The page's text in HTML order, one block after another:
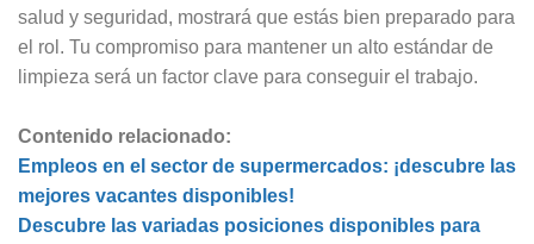
salud y seguridad, mostrará que estás bien preparado para
el rol. Tu compromiso para mantener un alto estándar de
limpieza será un factor clave para conseguir el trabajo.
Contenido relacionado:
Empleos en el sector de supermercados: ¡descubre las
mejores vacantes disponibles!
Descubre las variadas posiciones disponibles para